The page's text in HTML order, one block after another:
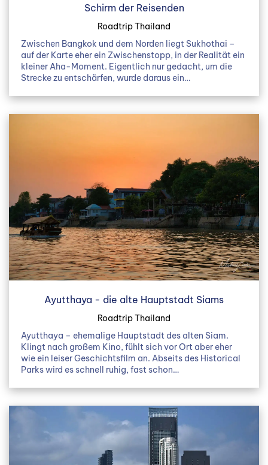
Schirm der Reisenden
Roadtrip Thailand
Zwischen Bangkok und dem Norden liegt Sukhothai –
auf der Karte eher ein Zwischenstopp, in der Realität ein
kleiner Aha-Moment. Eigentlich nur gedacht, um die
Strecke zu entschärfen, wurde daraus ein…
Ayutthaya - die alte Hauptstadt Siams
Roadtrip Thailand
Ayutthaya – ehemalige Hauptstadt des alten Siam.
Klingt nach großem Kino, fühlt sich vor Ort aber eher
wie ein leiser Geschichtsfilm an. Abseits des Historical
Parks wird es schnell ruhig, fast schon…